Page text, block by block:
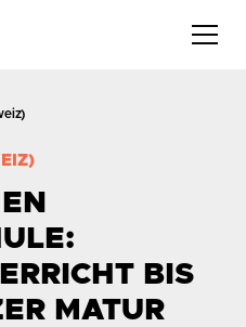
BIS
MATUR